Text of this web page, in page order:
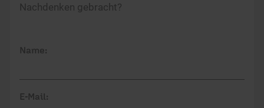
Nachdenken gebracht?
Name:
E-Mail: